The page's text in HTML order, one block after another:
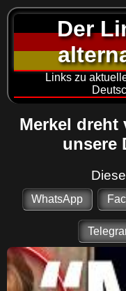
Der
Links zu
Merkel
unsere
WhatsApp